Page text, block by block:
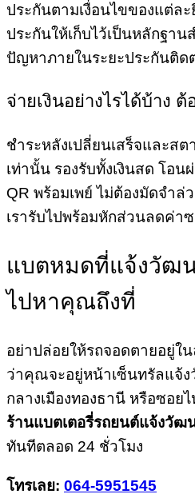
ประกันตามเงื่อนไขของแต่ละ
ประกันให้เก็บไว้เป็นหลักฐา
ปัญหาภายในระยะประกันติด
จ่ายเงินอย่างไรได้บ้าง
ชำระหลังเปลี่ยนเสร็จและสต
เท่านั้น รองรับทั้งเงินสด โอ
QR พร้อมเพย์ ไม่ต้องมัดจำล่
เรารับไปพร้อมหักส่วนลดค่า
แบตหมดที่แจ้งวัฒน
ไปหาคุณถึงที่
อย่าปล่อยให้รถจอดตายอยู่ใ
ว่าคุณจะอยู่หน้าเซ็นทรัลแจ้
กลางเมืองทองธานี หรือซอย
ร้านแบตเตอรี่รถยนต์แจ้งวัฒ
ทันทีตลอด 24 ชั่วโมง
โทรเลย: 064-5951545